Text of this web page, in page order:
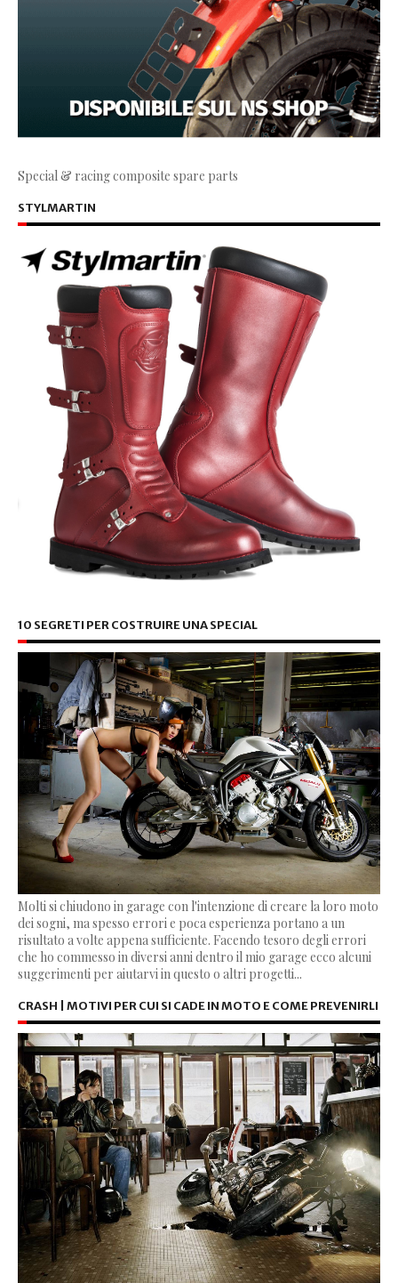
Special & racing composite spare parts
STYLMARTIN
10 SEGRETI PER COSTRUIRE UNA SPECIAL
Molti si chiudono in garage con l'intenzione di creare la loro moto
dei sogni, ma spesso errori e poca esperienza portano a un
risultato a volte appena sufficiente. Facendo tesoro degli errori
che ho commesso in diversi anni dentro il mio garage ecco alcuni
suggerimenti per aiutarvi in questo o altri progetti...
CRASH | MOTIVI PER CUI SI CADE IN MOTO E COME PREVENIRLI